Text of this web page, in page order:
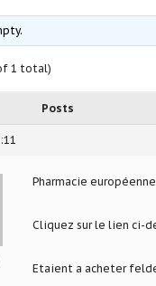
1 total)
Posts
Pharmacie européenne
Cliquez sur le lien ci-
Etaient a acheter